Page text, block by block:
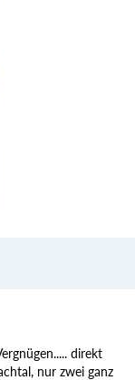
direkt
nur zwei ganz